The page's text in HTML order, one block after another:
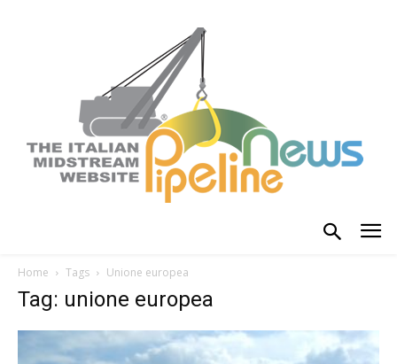
Home Tags Unione europea
Tag: unione europea